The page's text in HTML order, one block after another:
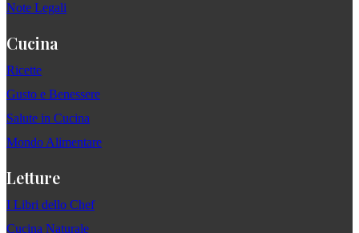
Note Legali
Cucina
Ricette
Gusto e Benessere
Salute in Cucina
Mondo Alimentare
Letture
I Libri dello Chef
Cucina Naturale